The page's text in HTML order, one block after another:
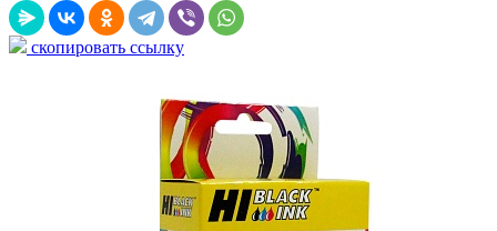
скопировать ссылку